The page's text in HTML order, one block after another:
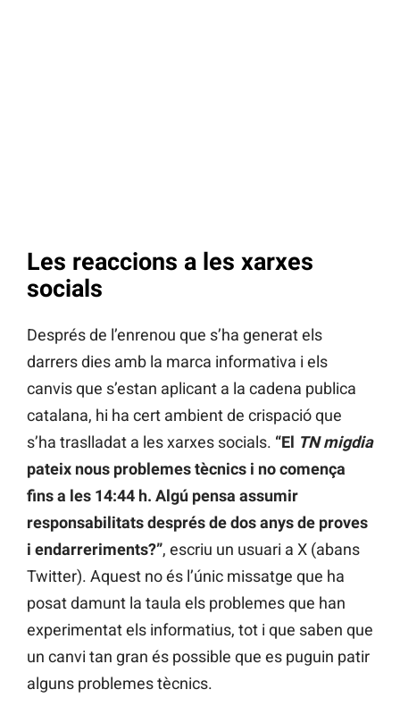
Les reaccions a les xarxes
socials
Després de l’enrenou que s’ha generat els
darrers dies amb la marca informativa i els
canvis que s’estan aplicant a la cadena publica
catalana, hi ha cert ambient de crispació que
s’ha traslladat a les xarxes socials. “El TN migdia
pateix nous problemes tècnics i no comença
fins a les 14:44 h. Algú pensa assumir
responsabilitats després de dos anys de proves
i endarreriments?”, escriu un usuari a X (abans
Twitter). Aquest no és l’únic missatge que ha
posat damunt la taula els problemes que han
experimentat els informatius, tot i que saben que
un canvi tan gran és possible que es puguin patir
alguns problemes tècnics.